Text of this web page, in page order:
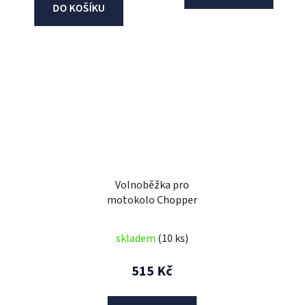
DO KOŠÍKU
Volnoběžka pro
motokolo Chopper
skladem (10 ks)
515 Kč